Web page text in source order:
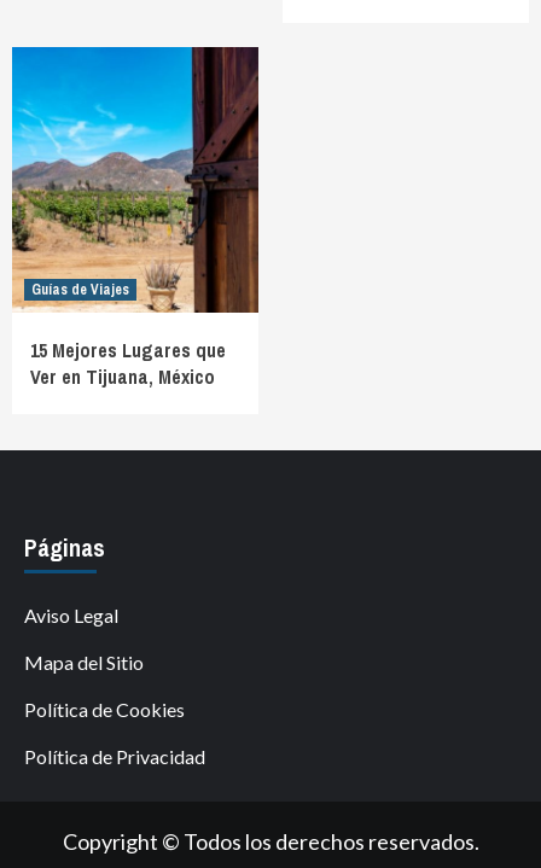
Guías de Viajes
15 Mejores Lugares que
Ver en Tijuana, México
Páginas
Aviso Legal
Mapa del Sitio
Política de Cookies
Política de Privacidad
Copyright © Todos los derechos reservados.